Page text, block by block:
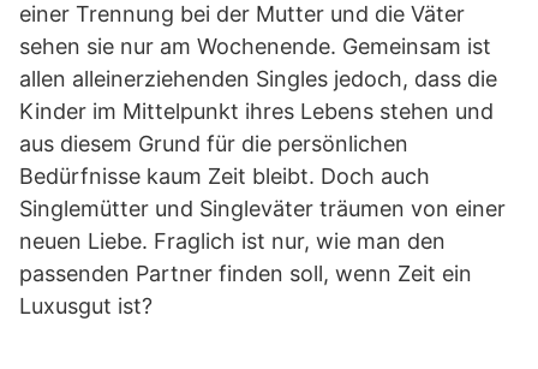
einer Trennung bei der Mutter und die Väter
sehen sie nur am Wochenende. Gemeinsam ist
allen alleinerziehenden Singles jedoch, dass die
Kinder im Mittelpunkt ihres Lebens stehen und
aus diesem Grund für die persönlichen
Bedürfnisse kaum Zeit bleibt. Doch auch
Singlemütter und Singleväter träumen von einer
neuen Liebe. Fraglich ist nur, wie man den
passenden Partner finden soll, wenn Zeit ein
Luxusgut ist?